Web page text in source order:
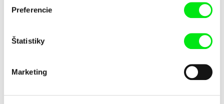
Preferencie
Štatistiky
Marketing